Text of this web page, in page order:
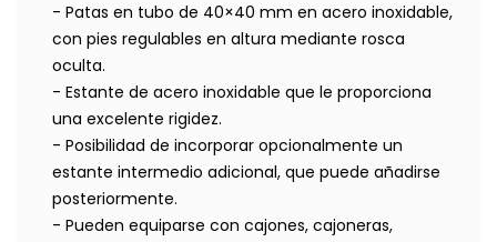
- Patas en tubo de 40×40 mm en acero inoxidable,
con pies regulables en altura mediante rosca
oculta.
- Estante de acero inoxidable que le proporciona
una excelente rigidez.
- Posibilidad de incorporar opcionalmente un
estante intermedio adicional, que puede añadirse
posteriormente.
- Pueden equiparse con cajones, cajoneras,